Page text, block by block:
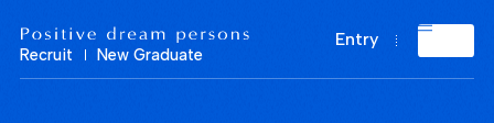
Positive dream persons Recruit New Graduate
Recruit New Graduate
Entry